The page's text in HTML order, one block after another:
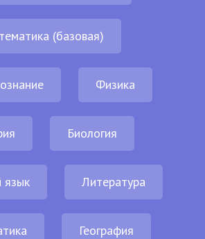
(базовая)
Физика
Биология
язык Литература
География